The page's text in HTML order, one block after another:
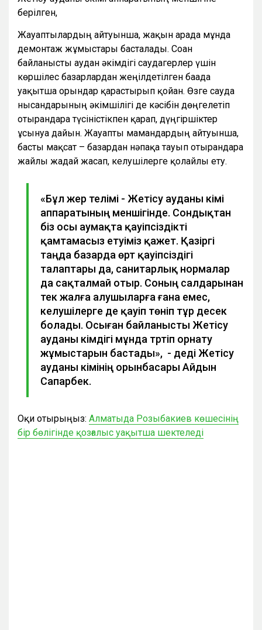
берілген,
Жауаптылардың айтуынша, жақын арада мұнда
демонтаж жұмыстары басталады. Соған
байланысты аудан әкімдігі саудагерлер үшін
көршілес базарлардан жеңілдетілген бағада
уақытша орындар қарастырып қойған. Өзге сауда
нысандарының әкімшілігі де кәсібін дөңгелетіп
отырғандарға түсіністікпен қарап, дүңгіршіктер
ұсынуға дайын. Жауапты мамандардың айтуынша,
басты мақсат – базардан нәпақа тауып отырғандарға
жайлы жағдай жасап, келушілерге қолайлы ету.
«Бұл жер телімі - Жетісу ауданы әкімі
аппаратының меншігінде. Сондықтан
біз осы аумақта қауіпсіздікті
қамтамасыз етуіміз қажет. Қазіргі
таңда базарда өрт қауіпсіздігі
талаптары да, санитарлық нормалар
да сақталмай отыр. Соның салдарынан
тек жалға алушыларға ғана емес,
келушілерге де қауіп төніп тұр десек
болады. Осыған байланысты Жетісу
ауданы әкімдігі мұнда тәртіп орнату
жұмыстарын бастады», - деді Жетісу
ауданы әкімінің орынбасары Айдын
Сапарбек.
Оқи отырыңыз: Алматыда Розыбакиев көшесінің
бір бөлігінде қозғалыс уақытша шектеледі